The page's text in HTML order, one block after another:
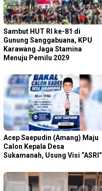
Sambut HUT RI ke-81 di
Gunung Sanggabuana, KPU
Karawang Jaga Stamina
Menuju Pemilu 2029
Acep Saepudin (Amang) Maju
Calon Kepala Desa
Sukamanah, Usung Visi “ASRI”